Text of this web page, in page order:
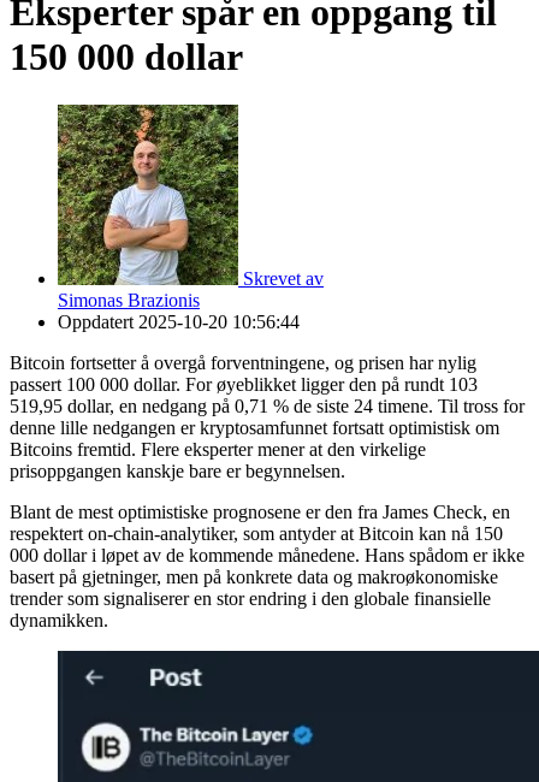
Eksperter spår en oppgang til
150 000 dollar
Skrevet av
Simonas Brazionis
Oppdatert 2025-10-20 10:56:44
Bitcoin fortsetter å overgå forventningene, og prisen har nylig
passert 100 000 dollar. For øyeblikket ligger den på rundt 103
519,95 dollar, en nedgang på 0,71 % de siste 24 timene. Til tross for
denne lille nedgangen er kryptosamfunnet fortsatt optimistisk om
Bitcoins fremtid. Flere eksperter mener at den virkelige
prisoppgangen kanskje bare er begynnelsen.
Blant de mest optimistiske prognosene er den fra James Check, en
respektert on-chain-analytiker, som antyder at Bitcoin kan nå 150
000 dollar i løpet av de kommende månedene. Hans spådom er ikke
basert på gjetninger, men på konkrete data og makroøkonomiske
trender som signaliserer en stor endring i den globale finansielle
dynamikken.